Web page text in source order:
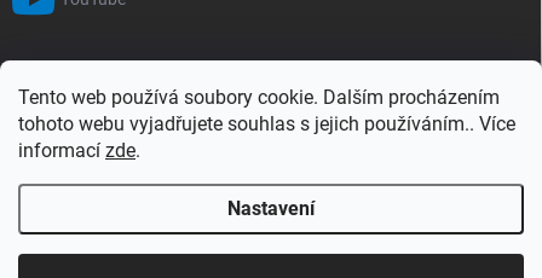
Tento web používá soubory cookie. Dalším procházením
tohoto webu vyjadřujete souhlas s jejich používáním.. Více
informací zde.
Nastavení
Hledat
Copyright 2026Hornshop. Všechna práva vyhrazena.Upravit nastavení